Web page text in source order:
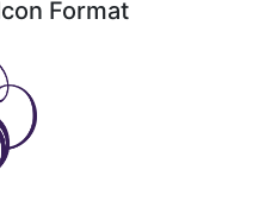
Format